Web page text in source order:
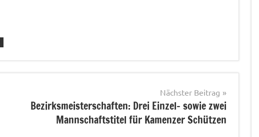
Nächster Beitrag
Bezirksmeisterschaften: Drei Einzel- sowie zwei
Mannschaftstitel für Kamenzer Schützen